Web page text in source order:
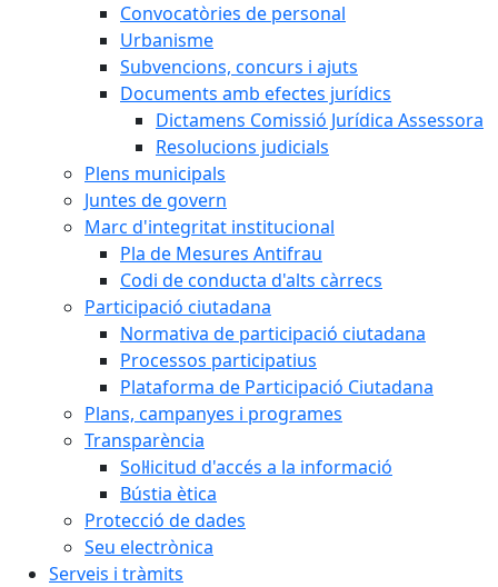
Convocatòries de personal
Urbanisme
Subvencions, concurs i ajuts
Documents amb efectes jurídics
Dictamens Comissió Jurídica Assessora
Resolucions judicials
Plens municipals
Juntes de govern
Marc d'integritat institucional
Pla de Mesures Antifrau
Codi de conducta d'alts càrrecs
Participació ciutadana
Normativa de participació ciutadana
Processos participatius
Plataforma de Participació Ciutadana
Plans, campanyes i programes
Transparència
Sol·licitud d'accés a la informació
Bústia ètica
Protecció de dades
Seu electrònica
Serveis i tràmits